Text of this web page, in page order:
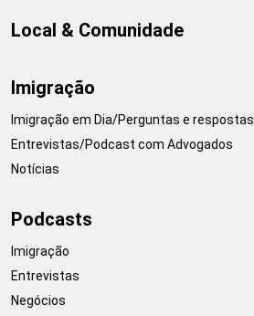
Local & Comunidade
Imigração
Imigração em Dia/Perguntas e respostas
Entrevistas/Podcast com Advogados
Notícias
Podcasts
Imigração
Entrevistas
Negócios